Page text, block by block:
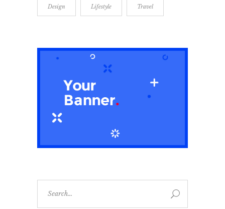
Design Lifestyle Travel